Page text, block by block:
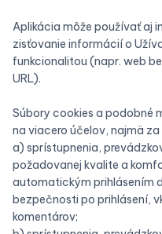
Aplikácia môže používať aj
zisťovanie informácií o
funkcionalitou (napr. web
URL).
Súbory cookies a podobné
na viacero účelov, najmä za
a) sprístupnenia,
požadovanej kvalite a
automatickým prihlásením
bezpečnosti po prihlásení,
komentárov;